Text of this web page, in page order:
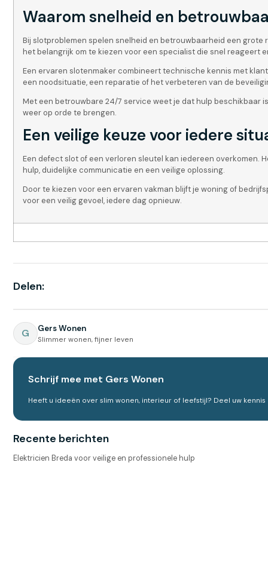
Waarom snelheid en
Bij slotproblemen spelen snelheid en betrouwbaarheid een
het belangrijk om te kiezen voor een specialist die snel reageert
Een ervaren slotenmaker combineert technische kennis met
een noodsituatie, een reparatie of het verbeteren van de
Met een betrouwbare 24/7 service weet je dat hulp beschikbaar
weer op orde te brengen.
Een veilige keuze voor iedere
Een defect slot of een verloren sleutel kan iedereen overkomen.
hulp, duidelijke communicatie en een veilige oplossing.
Door te kiezen voor een ervaren vakman blijft je woning of
voor een veilig gevoel, iedere dag opnieuw.
Delen:
G Gers Wonen
Slimmer wonen, fijner leven
Recente berichten
Elektricien Breda voor veilige en professionele hulp
Schrijf mee met Gers Wonen
Heeft u ideeën over slim wonen, interieur of leefstijl? Deel uw